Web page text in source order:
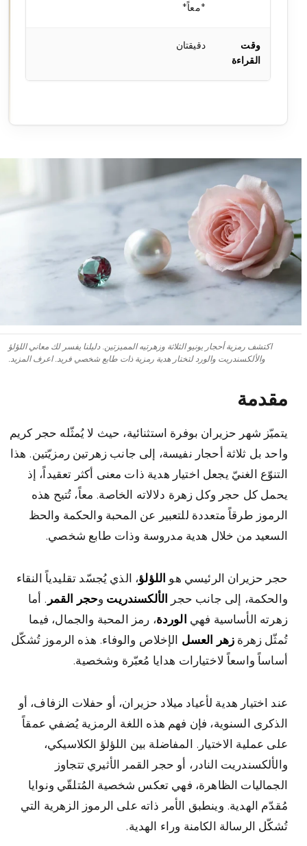
*معاً*
وقت
القراءة
دقيقتان
اكتشف رمزية أحجار يونيو الثلاثة وزهرتيه المميزتين. دليلنا يفسر لك معاني اللؤلؤ
والألكسندريت والورد لتختار هدية رمزية ذات طابع شخصي فريد. اعرف المزيد.
مقدمة
يتميّز شهر حزيران بوفرة استثنائية، حيث لا يُمثّله حجر كريم
واحد بل ثلاثة أحجار نفيسة، إلى جانب زهرتين رمزيّتين. هذا
التنوّع الغنيّ يجعل اختيار هدية ذات معنى أكثر تعقيداً، إذ
يحمل كل حجر وكل زهرة دلالاته الخاصة. معاً، تُتيح هذه
الرموز طرقاً متعددة للتعبير عن المحبة والحكمة والحظ
السعيد من خلال هدية مدروسة وذات طابع شخصي.
حجر حزيران الرئيسي هواللؤلؤ، الذي يُجسّد تقليدياً النقاء
والحكمة، إلى جانب حجر الألكسندريتو حجر القمر. أما
زهرته الأساسية فهي الوردة، رمز المحبة والجمال، فيما
تُمثّل زهرةزهر العسلالإخلاص والوفاء. هذه الرموز تُشكّل
أساساً واسعاً لاختيارات هدايا مُعبّرة وشخصية.
عند اختيار هدية لأعياد ميلاد حزيران، أو حفلات الزفاف، أو
الذكرى السنوية، فإن فهم هذه اللغة الرمزية يُضفي عمقاً
على عملية الاختيار. المفاضلة بين اللؤلؤ الكلاسيكي،
والألكسندريت النادر، أو حجر القمر الأثيري تتجاوز
الجماليات الظاهرة، فهي تعكس شخصية المُتلقّي ونوايا
مُقدّم الهدية. وينطبق الأمر ذاته على الرموز الزهرية التي
تُشكّل الرسالة الكامنة وراء الهدية.